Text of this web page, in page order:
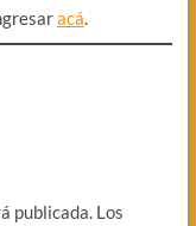
acá.
publicada. Los